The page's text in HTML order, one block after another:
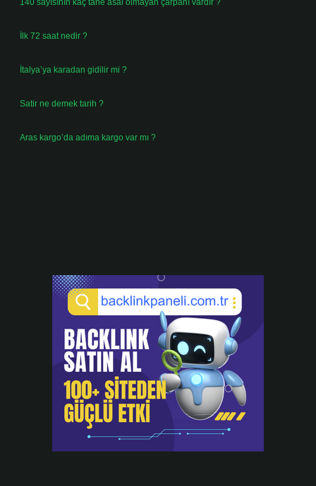
140 sayısının kaç tane asal olmayan çarpanı vardır ?
İlk 72 saat nedir ?
İtalya’ya karadan gidilir mi ?
Satir ne demek tarih ?
Aras kargo’da adıma kargo var mı ?